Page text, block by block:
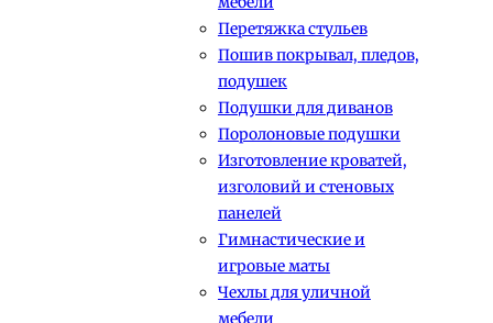
Перетяжка стульев
Пошив покрывал, пледов,
подушек
Подушки для диванов
Поролоновые подушки
Изготовление кроватей,
изголовий и стеновых
панелей
Гимнастические и
игровые маты
Чехлы для уличной
мебели